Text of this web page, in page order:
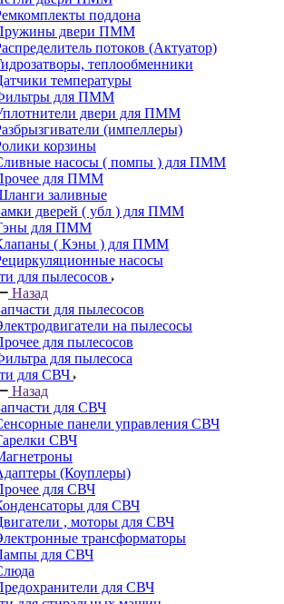
поддона
двери ПММ
потоков (Актуатор)
теплообменники
температуры
для ПММ
двери для ПММ
(импеллеры)
корзины
насосы ( помпы ) для ПММ
для ПММ
заливные
дверей ( убл ) для ПММ
для ПММ
( Кэны ) для ПММ
насосы
для пылесосов
Назад
для пылесосов
на пылесосы
для пылесосов
для пылесоса
для СВЧ
Назад
для СВЧ
панели управления СВЧ
СВЧ
(Коуплеры)
для СВЧ
для СВЧ
, моторы для СВЧ
трансформаторы
для СВЧ
для СВЧ